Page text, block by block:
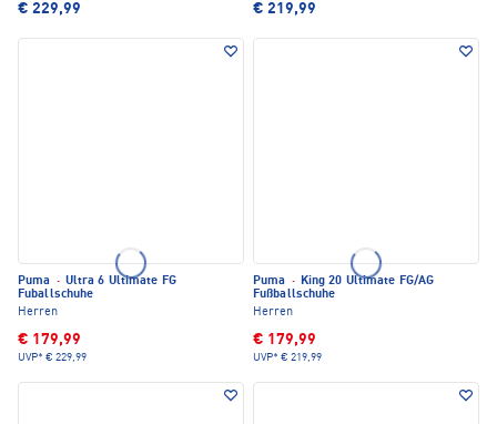
€ 229,99 € 219,99
Puma · Ultra 6 Ultimate FG
Fuballschuhe
Herren
€ 179,99
UVP* € 229,99
Puma · King 20 Ultimate FG/AG
Fußballschuhe
Herren
€ 179,99
UVP* € 219,99